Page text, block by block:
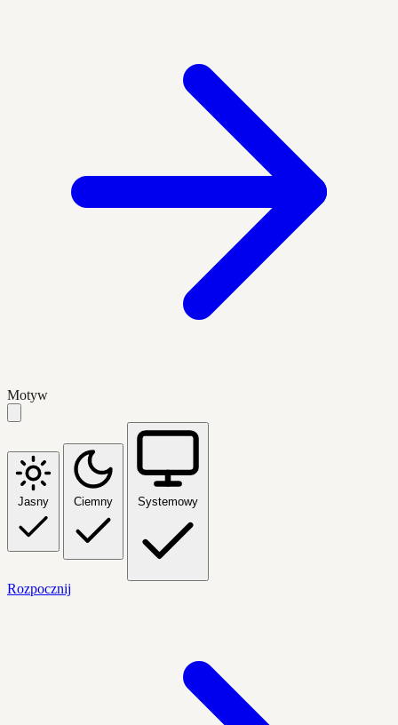
Motyw
Jasny Ciemny Systemowy
Rozpocznij